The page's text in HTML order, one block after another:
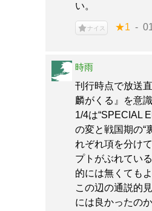
い。
ナイス ★1
時雨
刊行時点で放送
麟がくる』を意
1/4は“SPECIAL
の変と戦国期の“
れぞれ項を分け
プトがぶれてい
的には無くても
この辺の通説的
には良かったの